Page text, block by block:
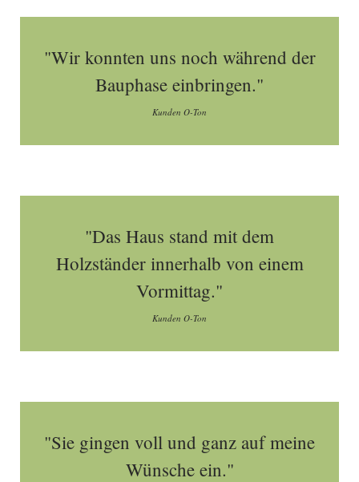
"Wir konnten uns noch während der
Bauphase einbringen."
Kunden O-Ton
"Das Haus stand mit dem
Holzständer innerhalb von einem
Vormittag."
Kunden O-Ton
"Sie gingen voll und ganz auf meine
Wünsche ein."